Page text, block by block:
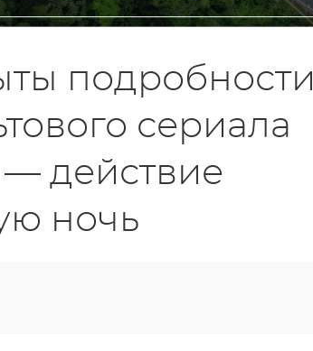
подробности
сериала
— действие
ночь